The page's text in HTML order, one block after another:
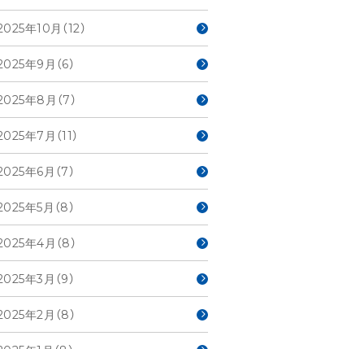
年10月（12）
年9月（6）
年8月（7）
年7月（11）
年6月（7）
年5月（8）
年4月（8）
年3月（9）
年2月（8）